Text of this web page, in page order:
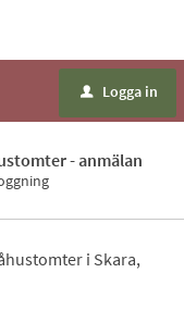
u Logga in
- anmälan
i Skara,